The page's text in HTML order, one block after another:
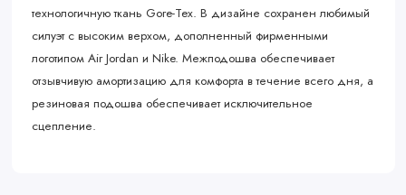
технологичную ткань Gore-Tex. В дизайне сохранен любимый
силуэт с высоким верхом, дополненный фирменными
логотипом Air Jordan и Nike. Межподошва обеспечивает
отзывчивую амортизацию для комфорта в течение всего дня, а
резиновая подошва обеспечивает исключительное
сцепление.